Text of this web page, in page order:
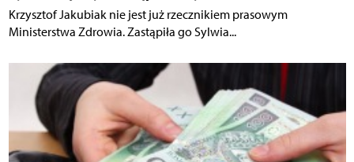
Krzysztof Jakubiak nie jest już rzecznikiem prasowym
Ministerstwa Zdrowia. Zastąpiła go Sylwia...